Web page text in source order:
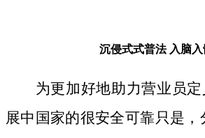
沉侵式式普法 入脑
为更加好地助力营业员
展中国家的很安全可靠只是，